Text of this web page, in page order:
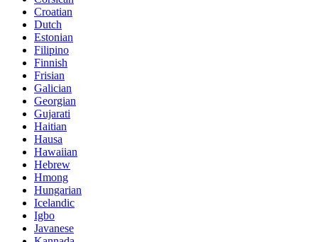
Croatian
Dutch
Estonian
Filipino
Finnish
Frisian
Galician
Georgian
Gujarati
Haitian
Hausa
Hawaiian
Hebrew
Hmong
Hungarian
Icelandic
Igbo
Javanese